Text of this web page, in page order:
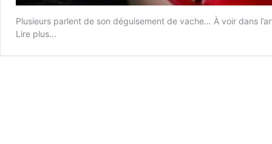
Plusieurs parlent de son déguisement de vache… À voir dans
Lire plus...